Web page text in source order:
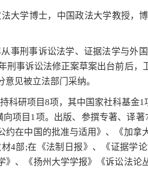
学博士，中国政法大学教授，
刑事诉讼法学、证据法学与外国
刑事诉讼法修正案草案出台前后
见被立法部门采纳。
研项目8项，其中国家社科基金1
向项目1项。出版、参撰专著、译
约在中国的批准与适用》、《加
4部;在《法制日报》、《证据学
》、《扬州大学学报》《诉讼法